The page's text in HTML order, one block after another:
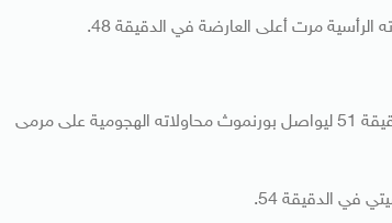
مرت أعلى العارضة في الدقيقة 48.
ومرت تسديدة قوية لجونيور كروبي بجانب قائم مانشستر سيتي الأيسر في الدقيقة 51 ليواصل بورنموث محاولاته الهجومية على مرمى
في الدقيقة 54.